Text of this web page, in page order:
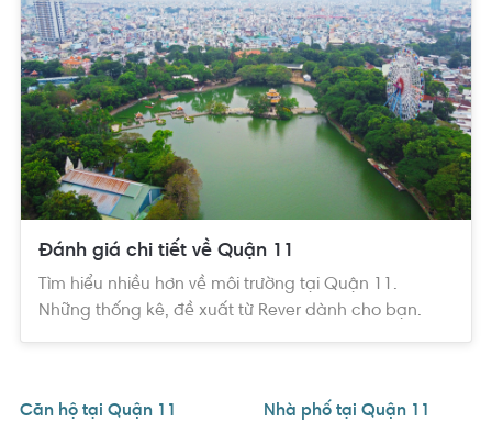
Đại Hành bởi cánh cung Âu Cơ - Nguyễn Thị Nhỏ)
- Phía Nam Quận 11 giáp Quận 5 (lấy ranh giới là các tuyến
đường Nguyễn Chí Thanh và Nguyễn Thị Nhỏ) và Quận 6 (lấy
ranh giới là các tuyến đường Hồng Bàng và Tân Hóa)
- Phía Đông Quận 11 giáp Quận 10, lấy ranh giới là đường Lý
Thường Kiệt.
- Phía Tây Quận 11 giáp quận Tân Phú
Lịch sử hình thành, phát triển của Quận 11
Quận 11 chính thức có tên trên bản đồ Sài Gòn-Gia Định từ
ngày 01/07/1969 theo sắc luật số 73 của chính quyền Sài Gòn
cũ. Ban đầu gồm 4 phường được tách ra từ Quận 5 và Quận 6:
Phường Phú Thọ (Quận 5 cũ), Phường Cầu Tre, Bình Thới, Phú
Thọ Hòa (Quận 6 cũ). Sau đó lập thêm 2 phường là Bình Thạnh
Sau ngày giải phóng 30/4/1975, địa bàn Quận 11 được giữ
Đánh giá chi tiết về Quận 11
Tìm hiểu nhiều hơn về môi trường tại Quận 11.
Những thống kê, đề xuất từ Rever dành cho bạn.
Căn hộ tại Quận 11 Nhà phố tại Quận 11